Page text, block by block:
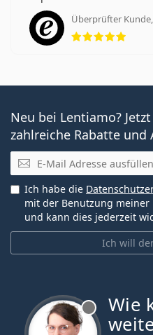
Überprüfter
Neu bei Lentiamo?
zahlreiche Rabatte
E-Mail
Ich will
Ich habe die
mit der Benutzung meiner
und kann dies jederzeit
Wie